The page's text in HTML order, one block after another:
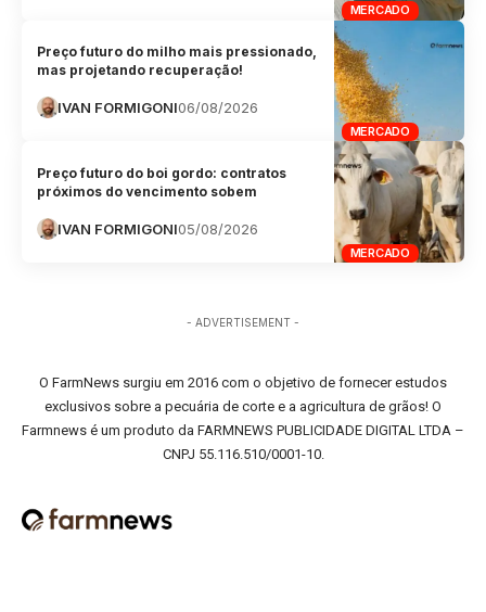
MERCADO
MERCADO
Preço futuro do milho mais pressionado,
mas projetando recuperação!
IVAN FORMIGONI06/08/2026
MERCADO
Preço futuro do boi gordo: contratos
próximos do vencimento sobem
IVAN FORMIGONI05/08/2026
- ADVERTISEMENT -
O FarmNews surgiu em 2016 com o objetivo de fornecer estudos
exclusivos sobre a pecuária de corte e a agricultura de grãos! O
Farmnews é um produto da FARMNEWS PUBLICIDADE DIGITAL LTDA –
CNPJ 55.116.510/0001-10.